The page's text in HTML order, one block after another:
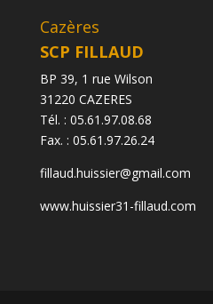
Cazères
SCP FILLAUD
BP 39, 1 rue Wilson
31220 CAZERES
Tél. : 05.61.97.08.68
Fax. : 05.61.97.26.24
fillaud.huissier@gmail.com
www.huissier31-fillaud.com